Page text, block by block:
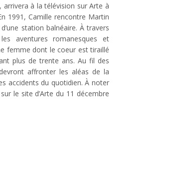
arrivera à la télévision sur Arte à
1991, Camille rencontre Martin
station balnéaire. À travers
aventures romanesques et
femme dont le coeur est tiraillé
plus de trente ans. Au fil des
affronter les aléas de la
accidents du quotidien. À noter
le site d’Arte du 11 décembre